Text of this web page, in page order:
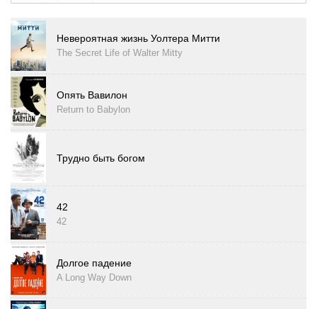
Невероятная жизнь Уолтера Митти
The Secret Life of Walter Mitty
Опять Вавилон
Return to Babylon
Трудно быть богом
42
42
Долгое падение
A Long Way Down